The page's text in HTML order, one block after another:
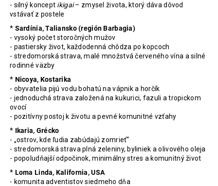
- silný koncept ikigai– zmysel života, ktorý dáva dôvod
vstávať z postele
* Sardínia, Taliansko (región Barbagia)
- vysoký počet storočných mužov
- pastiersky život, každodenná chôdza po kopcoch
- stredomorská strava, malé množstvá červeného vína a silné
rodinné väzby
* Nicoya, Kostarika
- obyvatelia pijú vodu bohatú na vápnik a horčík
- jednoduchá strava založená na kukurici, fazuli a tropickom
ovocí
- pozitívny postoj k životu a pevné komunitné vzťahy
* Ikaria, Grécko
- „ostrov, kde ľudia zabúdajú zomrieť“
- stredomorská strava plná zeleniny, byliniek a olivového oleja
- popoludňajší odpočinok, minimálny stres a komunitný život
* Loma Linda, Kalifornia, USA
- komunita adventistov siedmeho dňa